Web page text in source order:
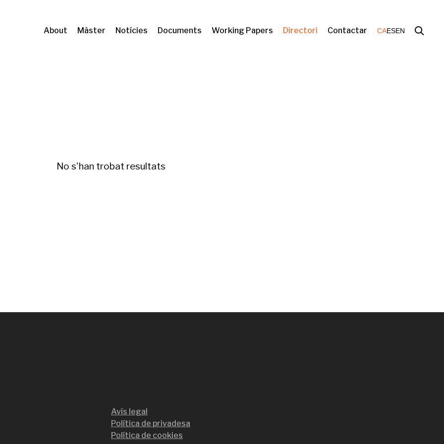
About Màster Notícies Documents Working Papers Directori Contactar CAESEN
No s'han trobat resultats
Avís legal
Política de privadesa
Política de cookies